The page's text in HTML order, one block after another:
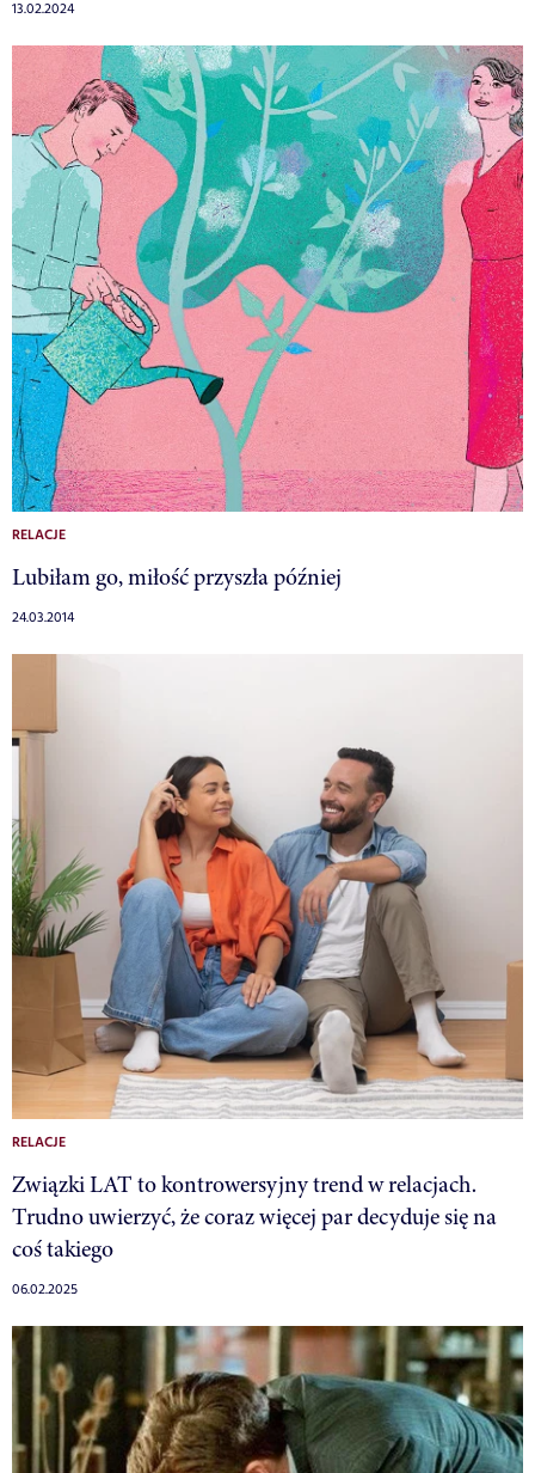
13.02.2024
RELACJE
Lubiłam go, miłość przyszła później
24.03.2014
RELACJE
Związki LAT to kontrowersyjny trend w relacjach.
Trudno uwierzyć, że coraz więcej par decyduje się na
coś takiego
06.02.2025